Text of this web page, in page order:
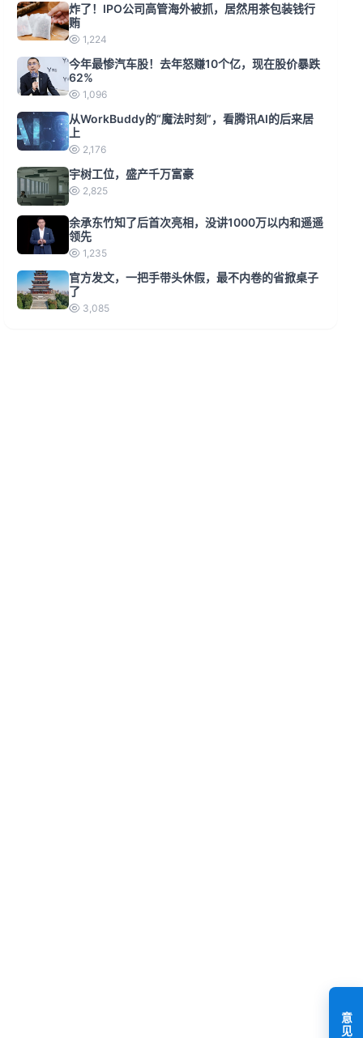
炸了！IPO公司高管海外被抓，居然用茶包装钱行
贿
1,224
今年最惨汽车股！去年怒赚10个亿，现在股价暴跌
62%
1,096
从WorkBuddy的“魔法时刻”，看腾讯AI的后来居
上
2,176
宇树工位，盛产千万富豪
2,825
余承东竹知了后首次亮相，没讲1000万以内和遥遥
领先
1,235
官方发文，一把手带头休假，最不内卷的省掀桌子
了
3,085